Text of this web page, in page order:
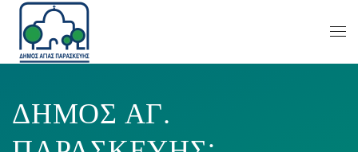
ΔΗΜΟΣ ΑΓ.